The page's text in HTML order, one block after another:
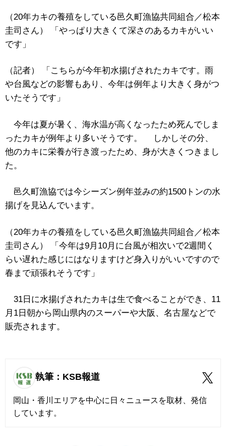
（20年カキの養殖をしている邑久町漁協共同組合／松本
圭司さん） 「やっぱり大きくて深さのあるカキがいい
です」
（記者） 「こちらが今年初水揚げされたカキです。雨
や台風などの影響もあり、今年は例年より大きく身がつ
いたそうです」
今年は夏が暑く、海水温が高くなったため死んでしま
ったカキが例年より多いそうです。 しかしその分、
他のカキに栄養が行き渡ったため、身が大きくつきまし
た。
邑久町漁協では今シーズン例年並みの約1500トンの水
揚げを見込んでいます。
（20年カキの養殖をしている邑久町漁協共同組合／松本
圭司さん） 「今年は9月10月に台風が相次いで2週間く
らい遅れた感じにはなりますけど身入りがいいですので
春まで頑張れそうです」
31日に水揚げされたカキは生で食べることができ、11
月1日朝から岡山県内のスーパーや大阪、名古屋などで
販売されます。
執筆：KSB報道
岡山・香川エリアを中心に日々ニュースを取材、発信
しています。